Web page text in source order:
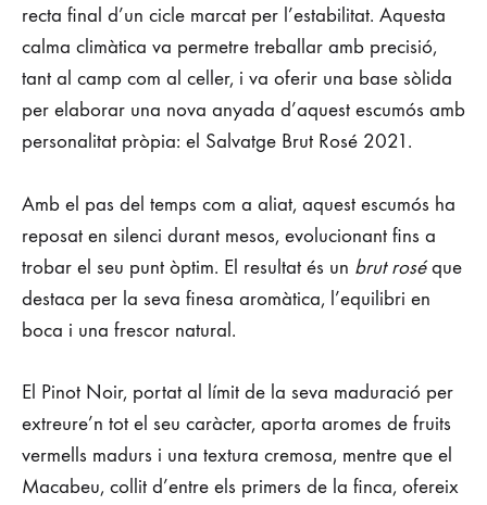
DE
DE
2025
recta final d’un cicle marcat per l’estabilitat. Aquesta
calma climàtica va permetre treballar amb precisió,
tant al camp com al celler, i va oferir una base sòlida
per elaborar una nova anyada d’aquest escumós amb
personalitat pròpia: el Salvatge Brut Rosé 2021.
Amb el pas del temps com a aliat, aquest escumós ha
reposat en silenci durant mesos, evolucionant fins a
trobar el seu punt òptim. El resultat és un brut roséque
destaca per la seva finesa aromàtica, l’equilibri en
boca i una frescor natural.
El Pinot Noir, portat al límit de la seva maduració per
extreure’n tot el seu caràcter, aporta aromes de fruits
vermells madurs i una textura cremosa, mentre que el
Macabeu, collit d’entre els primers de la finca, ofereix